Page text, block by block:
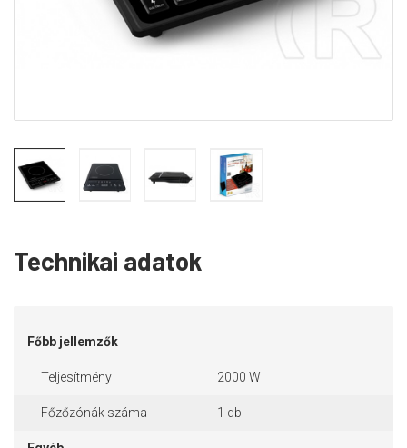
Technikai adatok
Főbb jellemzők
Teljesítmény 2000 W
Főzőzónák száma 1 db